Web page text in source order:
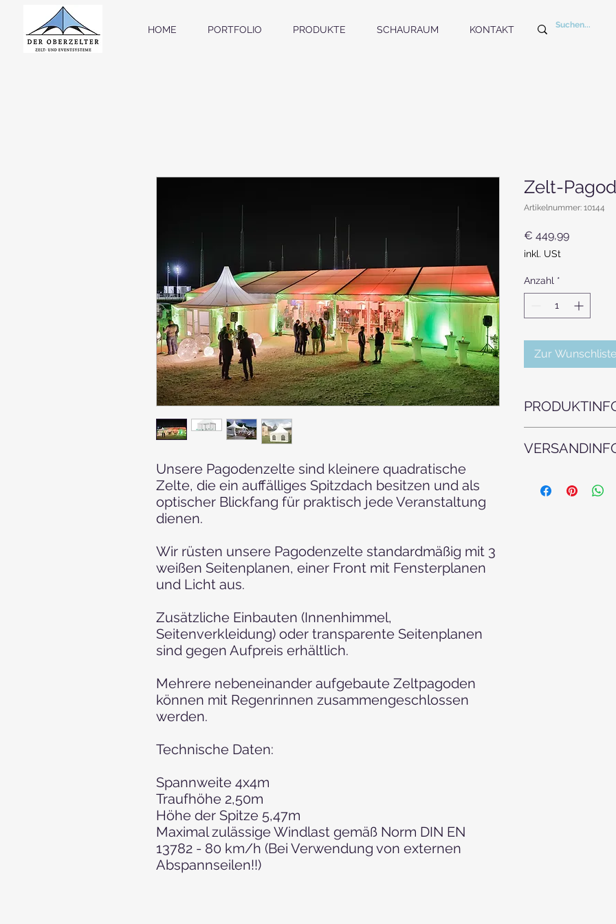
HOME PORTFOLIO PRODUKTE SCHAURAUM KONTAKT
Unsere Pagodenzelte sind kleinere quadratische
Zelte, die ein auffälliges Spitzdach besitzen und als
optischer Blickfang für praktisch jede Veranstaltung
dienen.
Wir rüsten unsere Pagodenzelte standardmäßig mit 3
weißen Seitenplanen, einer Front mit Fensterplanen
und Licht aus.
Zusätzliche Einbauten (Innenhimmel,
Seitenverkleidung) oder transparente Seitenplanen
sind gegen Aufpreis erhältlich.
Mehrere nebeneinander aufgebaute Zeltpagoden
können mit Regenrinnen zusammengeschlossen
werden.
Technische Daten:
Spannweite 4x4m
Traufhöhe 2,50m
Höhe der Spitze 5,47m
Maximal zulässige Windlast gemäß Norm DIN EN
13782 - 80 km/h (Bei Verwendung von externen
Abspannseilen!!)
Zelt-
Artikelnummer: 10144
€ 449,99Preis
inkl. USt
Anzahl *
Zur
eine amtliche
unserem